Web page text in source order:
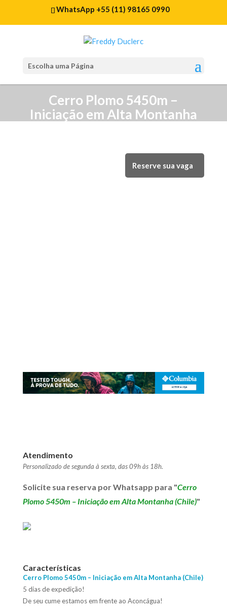
WhatsApp +55 (11) 98165 0990
Escolha uma Página
Cerro Plomo 5450m –
Iniciação em Alta Montanha
Reserve sua vaga
Atendimento
Personalizado de segunda à sexta, das 09h às 18h.
Solicite sua reserva por Whatsapp para "Cerro
Plomo 5450m – Iniciação em Alta Montanha (Chile)"
Características
Cerro Plomo 5450m – Iniciação em Alta Montanha (Chile)
5 dias de expedição!
De seu cume estamos em frente ao Aconcágua!